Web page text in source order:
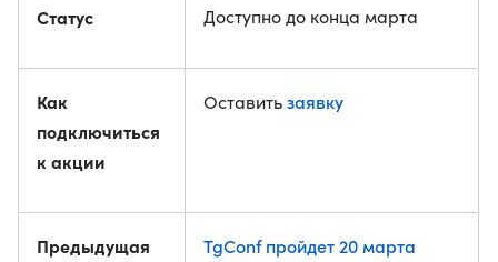
Статус Доступно до конца марта
Как
подключиться
к акции
Оставитьзаявку
Предыдущая
TgConf пройдет 20 марта